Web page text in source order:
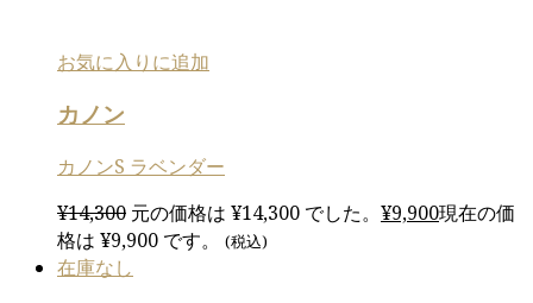
お気に入りに追加
カノン
カノンS ラベンダー
¥14,300 元の価格は ¥14,300 でした。 ¥9,900現在の価
格は ¥9,900 です。
(税込)
在庫なし